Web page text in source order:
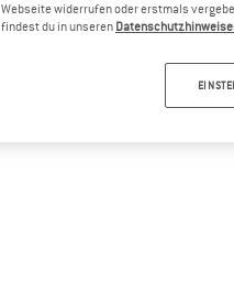
Webseite widerrufen oder erstmals
findest du in unseren